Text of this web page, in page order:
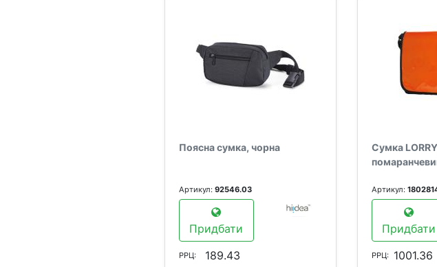
Поясна сумка, чорна
Артикул: 92546.03
Придбати
РРЦ: 189.43
Сумка
Артикул:
Придбати
РРЦ: 1001.36